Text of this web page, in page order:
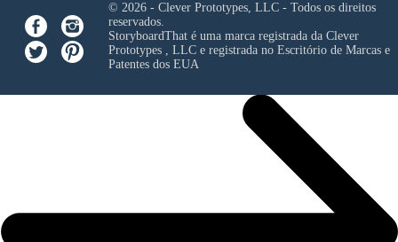
© 2026 - Clever Prototypes, LLC - Todos os direitos
reservados.
StoryboardThat é uma marca registrada da Clever
Prototypes , LLCe registrada no Escritório de Marcas e
Patentes dos EUA